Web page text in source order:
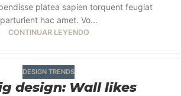
platea sapien torquent feugiat
parturient hac amet. Vo...
CONTINUAR LEYENDO
DESIGN TRENDS
design: Wall likes